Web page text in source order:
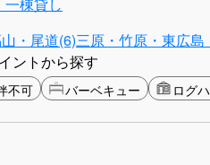
・尾道(6)三原・竹原・東広島
ントから探す
不可 バーベキュー ログ